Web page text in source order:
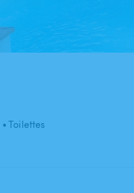
• Toilettes